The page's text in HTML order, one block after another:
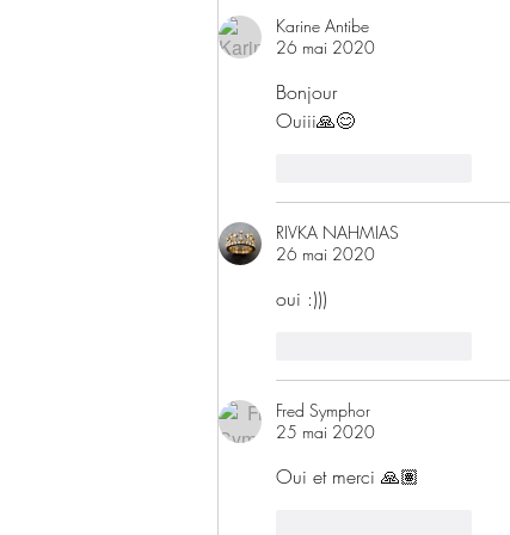
Karine Antibe
26 mai 2020
Bonjour
Ouiii🙏😊
RIVKA NAHMIAS
26 mai 2020
oui :)))
Fred Symphor
25 mai 2020
Oui et merci 🙏🏽